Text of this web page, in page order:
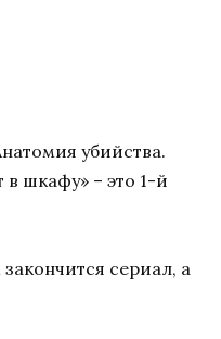
убийства.
в шкафу» – это 1-й
сериал, а